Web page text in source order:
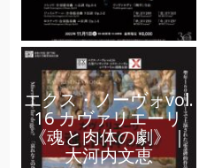
エクス・ノーヴォvol.
16 カヴァリエーリ
《魂と肉体の劇》｜
大河内文恵